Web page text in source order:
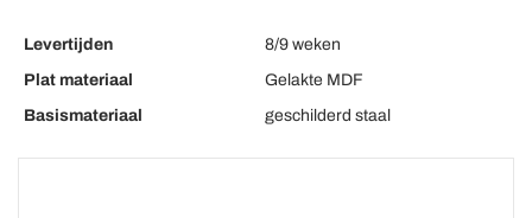
Levertijden
8/9 weken
Plat materiaal
Gelakte MDF
Basismateriaal
geschilderd staal